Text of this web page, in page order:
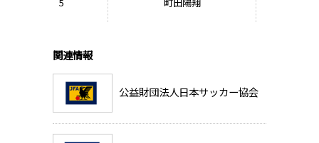
5 町田陽翔
関連情報
公益財団法人日本サッカー協会